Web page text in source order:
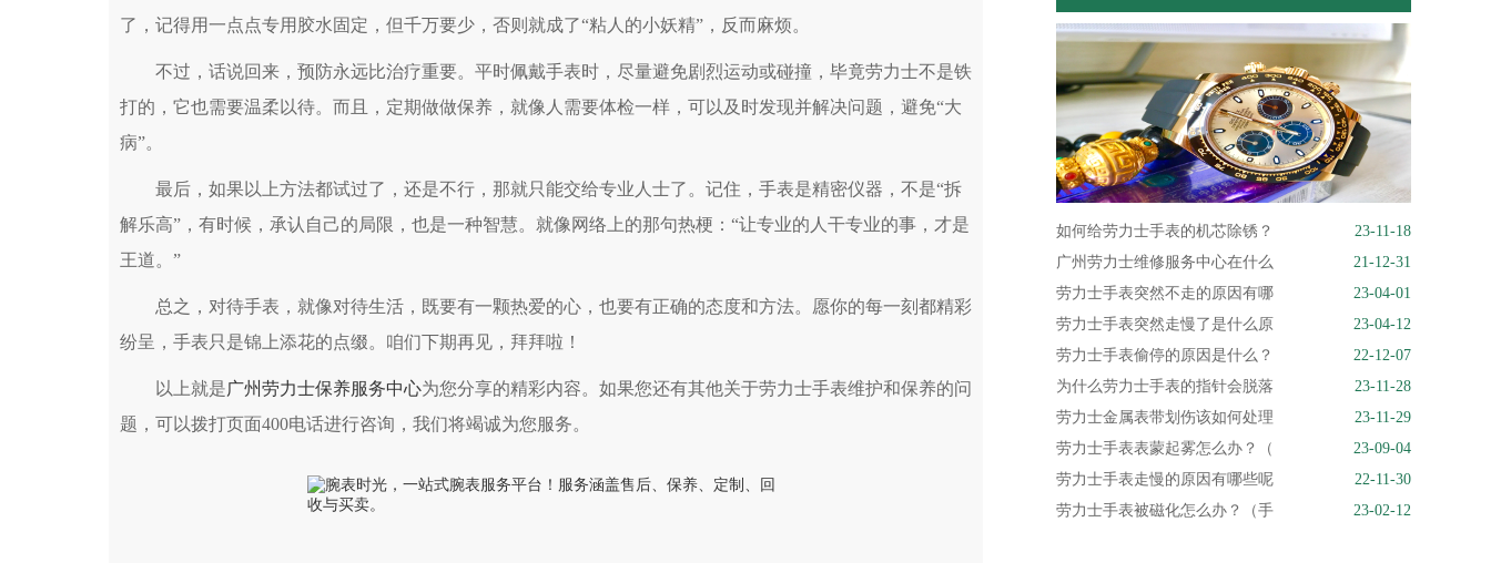
了，记得用一点点专用胶水固定，但千万要少，否则就成了“粘人的小妖精”，反而麻烦。
不过，话说回来，预防永远比治疗重要。平时佩戴手表时，尽量避免剧烈运动或碰撞，毕竟劳力士不是铁
打的，它也需要温柔以待。而且，定期做做保养，就像人需要体检一样，可以及时发现并解决问题，避免“大
病”。
最后，如果以上方法都试过了，还是不行，那就只能交给专业人士了。记住，手表是精密仪器，不是“拆
解乐高”，有时候，承认自己的局限，也是一种智慧。就像网络上的那句热梗：“让专业的人干专业的事，才是
王道。”
总之，对待手表，就像对待生活，既要有一颗热爱的心，也要有正确的态度和方法。愿你的每一刻都精彩
纷呈，手表只是锦上添花的点缀。咱们下期再见，拜拜啦！
以上就是广州劳力士保养服务中心为您分享的精彩内容。如果您还有其他关于劳力士手表维护和保养的问
题，可以拨打页面400电话进行咨询，我们将竭诚为您服务。
如何给劳力士手表的机芯除锈？
23-11-18
广州劳力士维修服务中心在什么
21-12-31
劳力士手表突然不走的原因有哪
23-04-01
劳力士手表突然走慢了是什么原
23-04-12
劳力士手表偷停的原因是什么？
22-12-07
为什么劳力士手表的指针会脱落
23-11-28
劳力士金属表带划伤该如何处理
23-11-29
劳力士手表表蒙起雾怎么办？（
23-09-04
劳力士手表走慢的原因有哪些呢
22-11-30
劳力士手表被磁化怎么办？（手
23-02-12